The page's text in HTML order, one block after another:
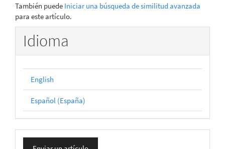
También puede Iniciar una búsqueda de similitud avanzada
para este artículo.
Idioma
English
Español (España)
Enviar